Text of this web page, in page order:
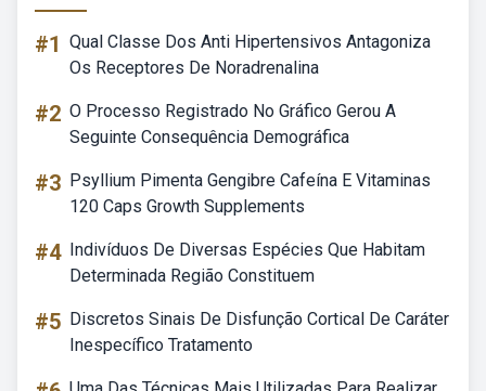
#1 Qual Classe Dos Anti Hipertensivos Antagoniza
Os Receptores De Noradrenalina
#2 O Processo Registrado No Gráfico Gerou A
Seguinte Consequência Demográfica
#3 Psyllium Pimenta Gengibre Cafeína E Vitaminas
120 Caps Growth Supplements
#4 Indivíduos De Diversas Espécies Que Habitam
Determinada Região Constituem
#5 Discretos Sinais De Disfunção Cortical De Caráter
Inespecífico Tratamento